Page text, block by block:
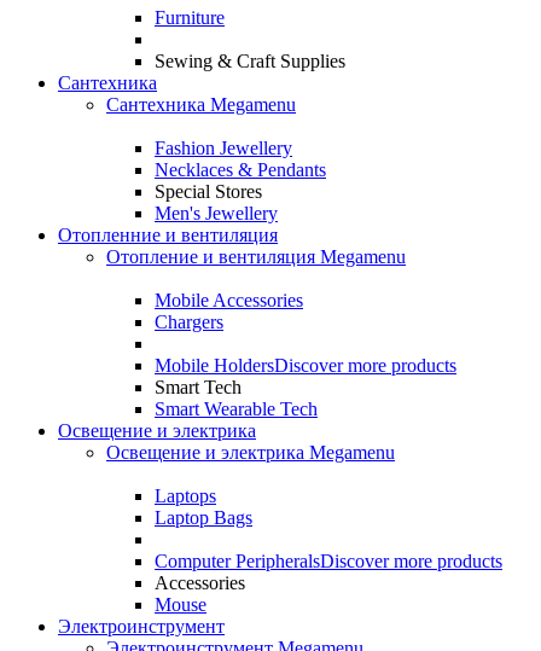
Furniture
Sewing & Craft Supplies
Сантехника
Сантехника Megamenu
Fashion Jewellery
Necklaces & Pendants
Special Stores
Men's Jewellery
Отопленние и вентиляция
Отопление и вентиляция Megamenu
Mobile Accessories
Chargers
Mobile HoldersDiscover more products
Smart Tech
Smart Wearable Tech
Освещение и электрика
Освещение и электрика Megamenu
Laptops
Laptop Bags
Computer PeripheralsDiscover more products
Accessories
Mouse
Электроинструмент